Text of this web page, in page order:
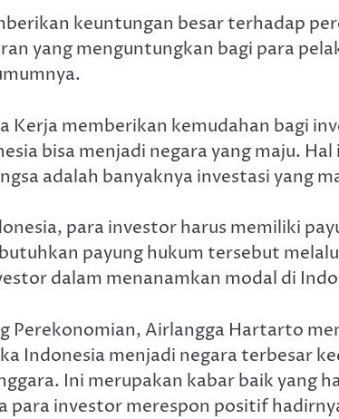
keuntungan besar terhadap
yang menguntungkan bagi para
Kerja memberikan kemudahan bagi
bisa menjadi negara yang maju.
adalah banyaknya investasi yang
para investor harus memiliki
payung hukum tersebut
dalam menanamkan modal di
Perekonomian, Airlangga Hartarto
Indonesia menjadi negara terbesar
Ini merupakan kabar baik yang
para investor merespon positif